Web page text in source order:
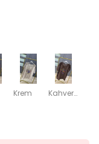
Krem Kahverengi